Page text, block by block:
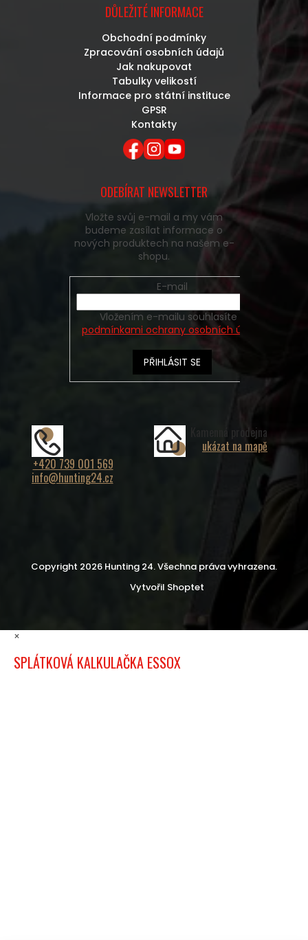
DŮLEŽITÉ INFORMACE
Obchodní podmínky
Zpracování osobních údajů
Jak nakupovat
Tabulky velikostí
Informace pro státní instituce
GPSR
Kontakty
ODEBÍRAT NEWSLETTER
Vložte svůj e-mail a my vám
budeme zasílat informace o
nových produktech na našem e-
shopu.
E-mail
podmínkami ochrany osobních údajů
PŘIHLÁSIT SE
+420 739 001 569
info@hunting24.cz
Kamenná prodejna
ukázat na mapě
Vytvořil Shoptet
Copyright 2026 Hunting 24. Všechna práva vyhrazena.
×
SPLÁTKOVÁ KALKULAČKA ESSOX